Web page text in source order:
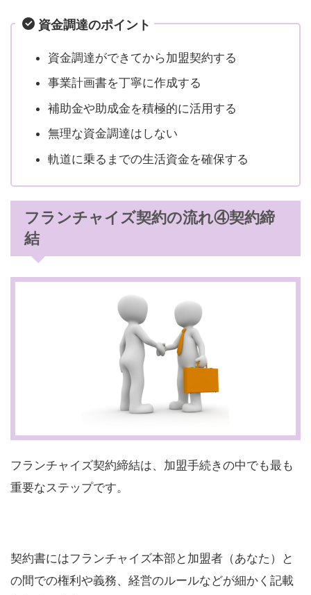
資金調達のポイント
資金調達ができてから加盟契約する
事業計画書を丁寧に作成する
補助金や助成金を積極的に活用する
無理な資金調達はしない
軌道に乗るまでの生活資金を確保する
フランチャイズ契約の流れ④契約締
結
フランチャイズ契約締結は、加盟手続きの中でも最も
重要なステップです。
契約書にはフランチャイズ本部と加盟者（あなた）と
の間での権利や義務、経営のルールなどが細かく記載